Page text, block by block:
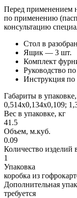
Перед применением
по применению
консультацию
Стол в
Ящик — 3 шт.
Комплект
Руководство
Инструкция по
Габариты в
0,514х0,134х0,109;
Вес в упаковке, кг
41.5
Объем, м.куб.
0.09
Количество изделий
1
Упаковка
коробка из
Дополнительная
требуется